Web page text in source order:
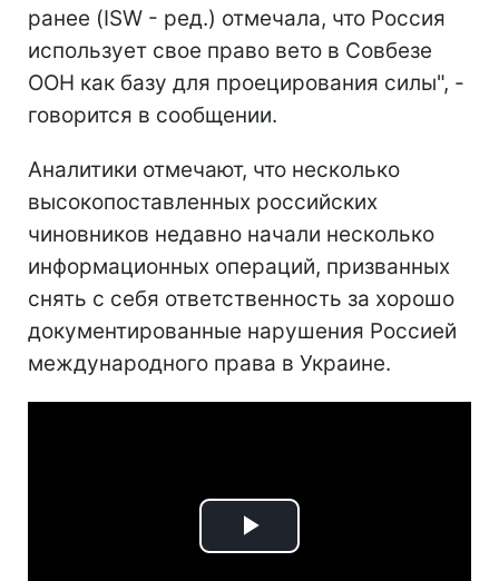
ранее (ISW - ред.) отмечала, что Россия
использует свое право вето в Совбезе
ООН как базу для проецирования силы", -
говорится в сообщении.
Аналитики отмечают, что несколько
высокопоставленных российских
чиновников недавно начали несколько
информационных операций, призванных
снять с себя ответственность за хорошо
документированные нарушения Россией
международного права в Украине.
Play